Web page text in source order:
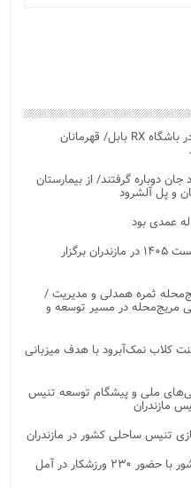
رقابت نفسگیر ۲۰ ورزشکار حرفه ای در باشگاه RX بابل/ قهرمانان
جان دوباره گرفتند/ از بیمارستان
و پل آلشرود
رویدادهای شاخص هنری در نیمه نخست ۱۴۰۵ در مازندران برگزار
ثمره همدلی و مدیریت /
مریج‌محله در مسیر توسعه و
کلاب نمک‌آبرود با هدف میزبانی
ملی و پیشگام توسعه تنیس
مازندران
رقابت‌های کشتی آزاد پیشکسوتان کشور با حضور ۲۳۰ ورزشکار در آمل